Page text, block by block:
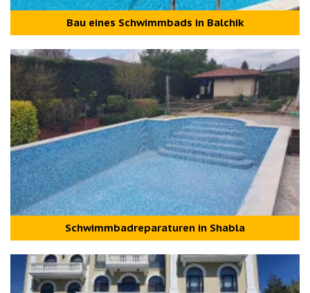
Bau eines Schwimmbads in Balchik
Schwimmbadreparaturen in Shabla